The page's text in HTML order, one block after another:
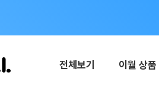
전체보기 이월 상품